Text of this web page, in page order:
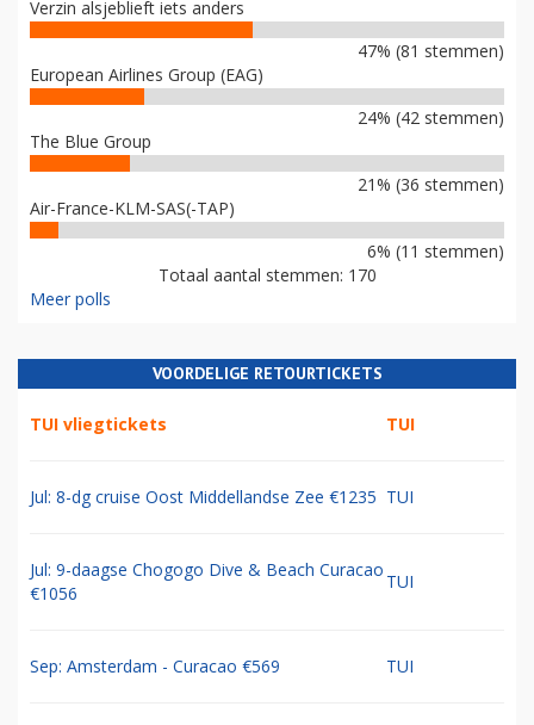
Verzin alsjeblieft iets anders
47% (81 stemmen)
European Airlines Group (EAG)
24% (42 stemmen)
The Blue Group
21% (36 stemmen)
Air-France-KLM-SAS(-TAP)
6% (11 stemmen)
Totaal aantal stemmen: 170
Meer polls
VOORDELIGE RETOURTICKETS
TUI vliegtickets TUI
Jul: 8-dg cruise Oost Middellandse Zee €1235 TUI
Jul: 9-daagse Chogogo Dive & Beach Curacao
€1056
TUI
Sep: Amsterdam - Curacao €569 TUI